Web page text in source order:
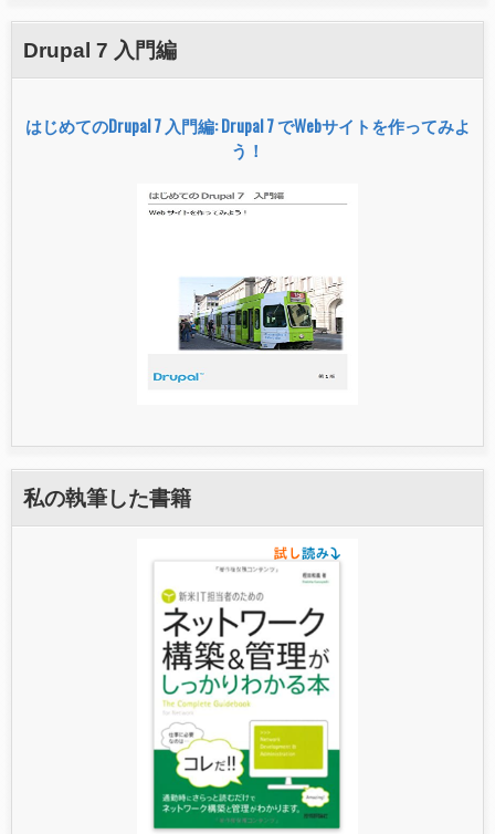
Drupal 7 入門編
はじめてのDrupal 7 入門編: Drupal 7 でWebサイトを作ってみよ
う！
私の執筆した書籍